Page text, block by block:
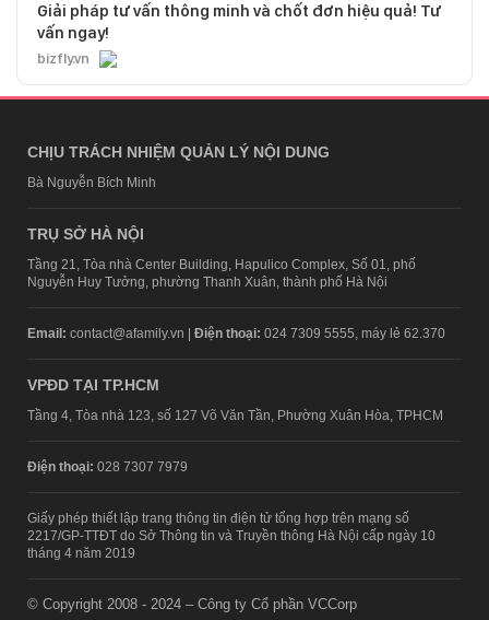
Giải pháp tư vấn thông minh và chốt đơn hiệu quả! Tư
vấn ngay!
bizfly.vn
CHỊU TRÁCH NHIỆM QUẢN LÝ NỘI DUNG
Bà Nguyễn Bích Minh
TRỤ SỞ HÀ NỘI
Tầng 21, Tòa nhà Center Building, Hapulico Complex, Số 01, phố
Nguyễn Huy Tưởng, phường Thanh Xuân, thành phố Hà Nội
Email: contact@afamily.vn | Điện thoại: 024 7309 5555, máy lẻ 62.370
VPĐD TẠI TP.HCM
Tầng 4, Tòa nhà 123, số 127 Võ Văn Tần, Phường Xuân Hòa, TPHCM
Điện thoại: 028 7307 7979
Giấy phép thiết lập trang thông tin điện tử tổng hợp trên mạng số
2217/GP-TTĐT do Sở Thông tin và Truyền thông Hà Nội cấp ngày 10
tháng 4 năm 2019
© Copyright 2008 - 2024 – Công ty Cổ phần VCCorp